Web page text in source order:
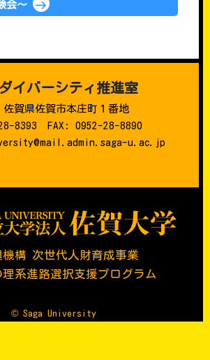
会～
構 次世代人財育成事業
系進路選択支援プログラム
イバーシティ推進室
賀県佐賀市本庄町１番地
8393 FAX: 0952-28-8890
u.ac.jp
© Saga University